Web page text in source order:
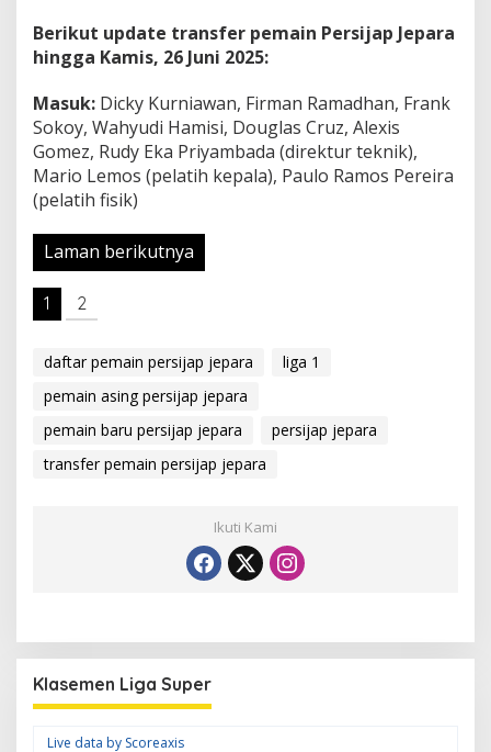
Berikut update transfer pemain Persijap Jepara
hingga Kamis, 26 Juni 2025:
Masuk: Dicky Kurniawan, Firman Ramadhan, Frank
Sokoy, Wahyudi Hamisi, Douglas Cruz, Alexis
Gomez, Rudy Eka Priyambada (direktur teknik),
Mario Lemos (pelatih kepala), Paulo Ramos Pereira
(pelatih fisik)
Laman berikutnya
1 2
daftar pemain persijap jepara
liga 1
pemain asing persijap jepara
pemain baru persijap jepara
persijap jepara
transfer pemain persijap jepara
Ikuti Kami
Klasemen Liga Super
Live data by Scoreaxis